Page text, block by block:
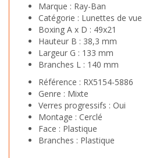
Marque : Ray-Ban
Catégorie : Lunettes de vue
Boxing A x D : 49x21
Hauteur B : 38,3 mm
Largeur G : 133 mm
Branches L : 140 mm
Référence : RX5154-5886
Genre : Mixte
Verres progressifs : Oui
Montage : Cerclé
Face : Plastique
Branches : Plastique